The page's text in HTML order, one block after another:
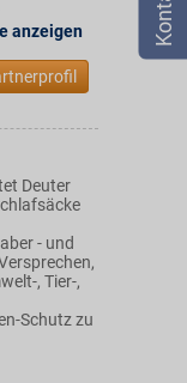
anzeigen
Deuter
- und
, Tier-,
Schutz zu